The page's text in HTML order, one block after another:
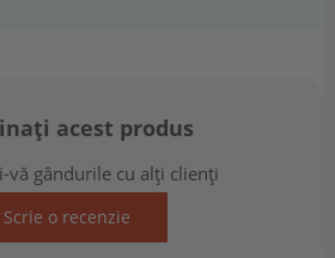
acest produs
vă gândurile cu alți clienți
Scrie o recenzie